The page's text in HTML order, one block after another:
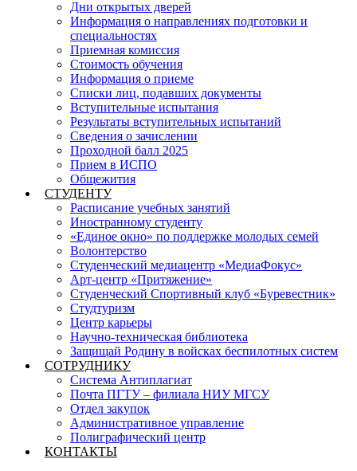
Дни открытых дверей
Информация о направлениях подготовки и
специальностях
Приемная комиссия
Стоимость обучения
Информация о приеме
Списки лиц, подавших документы
Вступительные испытания
Результаты вступительных испытаний
Сведения о зачислении
Проходной балл 2025
Прием в ИСПО
Общежития
СТУДЕНТУ
Расписание учебных занятий
Иностранному студенту
«Единое окно» по поддержке молодых семей
Волонтерство
Студенческий медиацентр «МедиаФокус»
Арт-центр «Притяжение»
Студенческий Спортивный клуб «Буревестник»
Студтуризм
Центр карьеры
Научно-техническая библиотека
Защищай Родину в войсках беспилотных систем
СОТРУДНИКУ
Система Антиплагиат
Почта ПГТУ – филиала НИУ МГСУ
Отдел закупок
Административное управление
Полиграфический центр
КОНТАКТЫ